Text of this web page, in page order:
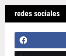
redes sociales